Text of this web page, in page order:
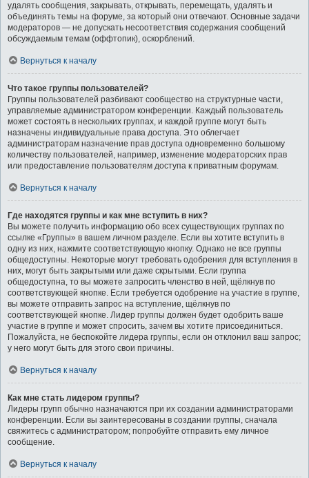
удалять сообщения, закрывать, открывать, перемещать, удалять и
объединять темы на форуме, за который они отвечают. Основные задачи
модераторов — не допускать несоответствия содержания сообщений
обсуждаемым темам (оффтопик), оскорблений.
Вернуться к началу
Что такое группы пользователей?
Группы пользователей разбивают сообщество на структурные части,
управляемые администратором конференции. Каждый пользователь
может состоять в нескольких группах, и каждой группе могут быть
назначены индивидуальные права доступа. Это облегчает
администраторам назначение прав доступа одновременно большому
количеству пользователей, например, изменение модераторских прав
или предоставление пользователям доступа к приватным форумам.
Вернуться к началу
Где находятся группы и как мне вступить в них?
Вы можете получить информацию обо всех существующих группах по
ссылке «Группы» в вашем личном разделе. Если вы хотите вступить в
одну из них, нажмите соответствующую кнопку. Однако не все группы
общедоступны. Некоторые могут требовать одобрения для вступления в
них, могут быть закрытыми или даже скрытыми. Если группа
общедоступна, то вы можете запросить членство в ней, щёлкнув по
соответствующей кнопке. Если требуется одобрение на участие в группе,
вы можете отправить запрос на вступление, щёлкнув по
соответствующей кнопке. Лидер группы должен будет одобрить ваше
участие в группе и может спросить, зачем вы хотите присоединиться.
Пожалуйста, не беспокойте лидера группы, если он отклонил ваш запрос;
у него могут быть для этого свои причины.
Вернуться к началу
Как мне стать лидером группы?
Лидеры групп обычно назначаются при их создании администраторами
конференции. Если вы заинтересованы в создании группы, сначала
свяжитесь с администратором; попробуйте отправить ему личное
сообщение.
Вернуться к началу